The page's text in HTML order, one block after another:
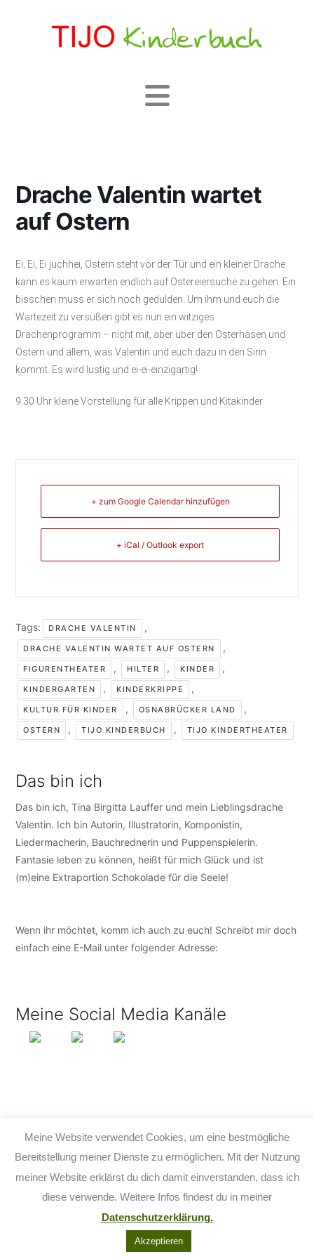
Navigation
Drache Valentin wartet
auf Ostern
Ei, Ei, Ei juchhei, Ostern steht vor der Tür und ein kleiner Drache
kann es kaum erwarten endlich auf Ostereiersuche zu gehen. Ein
bisschen muss er sich noch gedulden. Um ihm und euch die
Wartezeit zu versüßen gibt es nun ein witziges
Drachenprogramm – nicht mit, aber über den Osterhasen und
Ostern und allem, was Valentin und euch dazu in den Sinn
kommt. Es wird lustig und ei-ei-einzigartig!
9.30 Uhr kleine Vorstellung für alle Krippen und Kitakinder
+ zum Google Calendar hinzufügen
+ iCal / Outlook export
Tags: DRACHE VALENTIN ,
DRACHE VALENTIN WARTET AUF OSTERN ,
FIGURENTHEATER , HILTER , KINDER ,
KINDERGARTEN , KINDERKRIPPE ,
KULTUR FÜR KINDER , OSNABRÜCKER LAND ,
OSTERN , TIJO KINDERBUCH , TIJO KINDERTHEATER
Das bin ich
Das bin ich, Tina Birgitta Lauffer und mein Lieblingsdrache
Valentin. Ich bin Autorin, Illustratorin, Komponistin,
Liedermacherin, Bauchrednerin und Puppenspielerin.
Fantasie leben zu können, heißt für mich Glück und ist
(m)eine Extraportion Schokolade für die Seele!
Wenn ihr möchtet, komm ich auch zu euch! Schreibt mir doch
einfach eine E-Mail unter folgender Adresse:
Meine Social Media Kanäle
FACEBOOK
YOUTUBE
INSTAGRAM
Meine Website verwendet Cookies, um eine bestmögliche
Bereitstellung meiner Dienste zu ermöglichen. Mit der Nutzung
meiner Website erklärst du dich damit einverstanden, dass ich
diese verwende. Weitere Infos findest du in meiner
Datenschutzerklärung.
Akzeptieren